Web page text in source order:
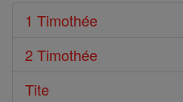
1 Timothée
2 Timothée
Tite